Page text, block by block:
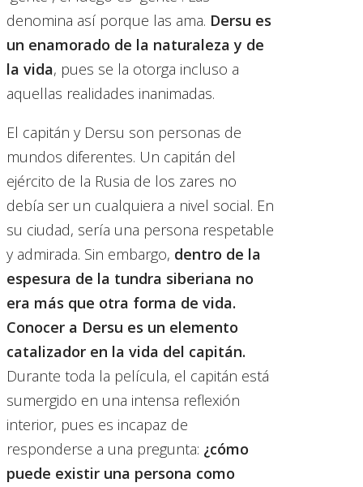
denomina así porque las ama. Dersu es
un enamorado de la naturaleza y de
la vida, pues se la otorga incluso a
aquellas realidades inanimadas.
El capitán y Dersu son personas de
mundos diferentes. Un capitán del
ejército de la Rusia de los zares no
debía ser un cualquiera a nivel social. En
su ciudad, sería una persona respetable
y admirada. Sin embargo, dentro de la
espesura de la tundra siberiana no
era más que otra forma de vida.
Conocer a Dersu es un elemento
catalizador en la vida del capitán.
Durante toda la película, el capitán está
sumergido en una intensa reflexión
interior, pues es incapaz de
responderse a una pregunta: ¿cómo
puede existir una persona como